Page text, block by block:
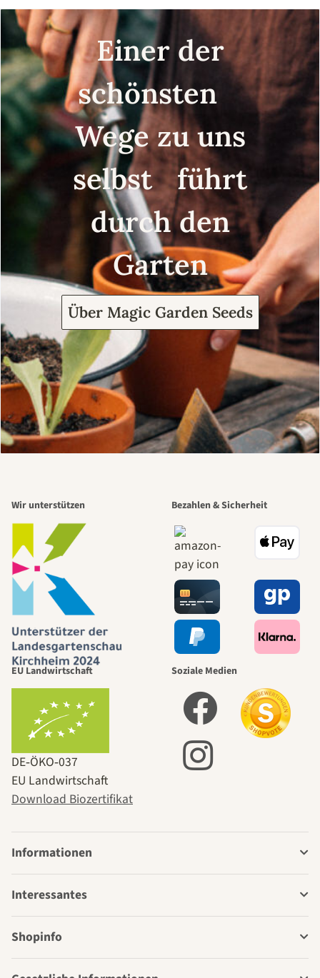
Einer der
schönsten
Wege zu uns
selbst führt
durch den
Garten
Über Magic Garden Seeds
Wir unterstützen Bezahlen & Sicherheit
EU Landwirtschaft
DE‑ÖKO‑037
EU Landwirtschaft
Download Biozertifikat
Soziale Medien
Informationen
Interessantes
Shopinfo